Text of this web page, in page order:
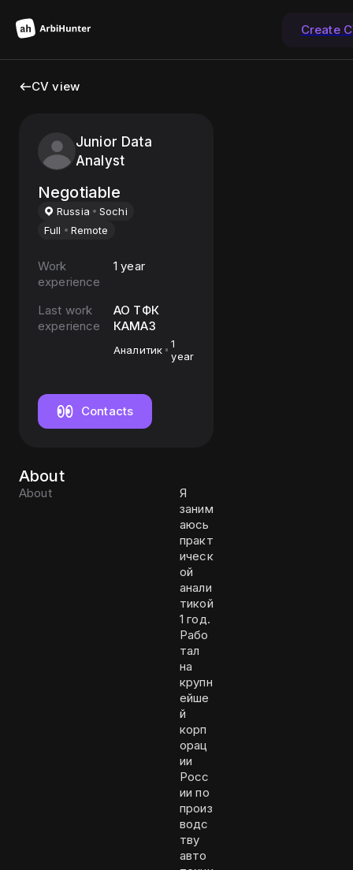
Create
CV view
Junior Data
Analyst
Negotiable
Russia
Sochi
Full
Remote
Work
experience
1 year
Last work
experience
АО ТФК
КАМАЗ
Аналитик
1
year
Contacts
About
About
Я
заним
аюсь
практ
ическ
ой
анали
тикой
1 год.
Рабо
тал
на
крупн
ейше
й
корп
орац
ии
Росс
ии по
произ
водс
тву
авто